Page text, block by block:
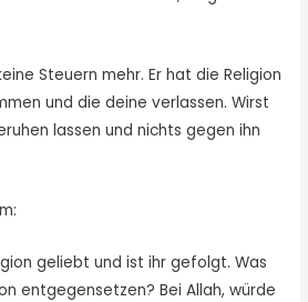
Steuern mehr. Er hat die Religion
und die deine verlassen. Wirst
lassen und nichts gegen ihn
geliebt und ist ihr gefolgt. Was
entgegensetzen? Bei Allah, würde